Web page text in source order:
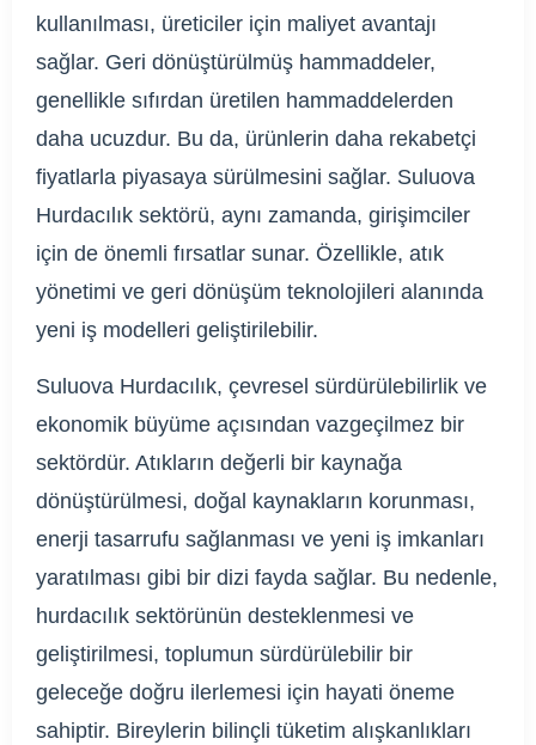
kullanılması, üreticiler için maliyet avantajı
sağlar. Geri dönüştürülmüş hammaddeler,
genellikle sıfırdan üretilen hammaddelerden
daha ucuzdur. Bu da, ürünlerin daha rekabetçi
fiyatlarla piyasaya sürülmesini sağlar. Suluova
Hurdacılık sektörü, aynı zamanda, girişimciler
için de önemli fırsatlar sunar. Özellikle, atık
yönetimi ve geri dönüşüm teknolojileri alanında
yeni iş modelleri geliştirilebilir.
Suluova Hurdacılık, çevresel sürdürülebilirlik ve
ekonomik büyüme açısından vazgeçilmez bir
sektördür. Atıkların değerli bir kaynağa
dönüştürülmesi, doğal kaynakların korunması,
enerji tasarrufu sağlanması ve yeni iş imkanları
yaratılması gibi bir dizi fayda sağlar. Bu nedenle,
hurdacılık sektörünün desteklenmesi ve
geliştirilmesi, toplumun sürdürülebilir bir
geleceğe doğru ilerlemesi için hayati öneme
sahiptir. Bireylerin bilinçli tüketim alışkanlıkları